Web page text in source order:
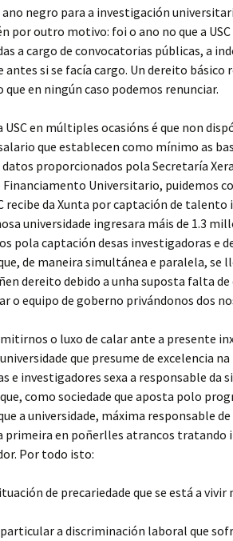
ano negro para a investigación
por outro motivo: foi o ano no que a USC
a cargo de convocatorias públicas, a
antes si se facía cargo. Un dereito
que en ningún caso podemos renunciar.
USC en múltiples ocasións é que non
que establecen como mínimo as
proporcionados pola Secretaría
Financiamento Universitario, puidemos
recibe da Xunta por captación de
universidade ingresara máis de 1.3
pola captación desas investigadoras e
de maneira simultánea e paralela, se
dereito debido a unha suposta falta
o equipo de goberno privándonos dos
o luxo de calar ante a presente
que presume de excelencia
e investigadores sexa a responsable da
como sociedade que aposta polo
a universidade, máxima responsable
primeira en poñerlles atrancos tratando
Por todo isto:
de precariedade que se está a vivir
a discriminación laboral que